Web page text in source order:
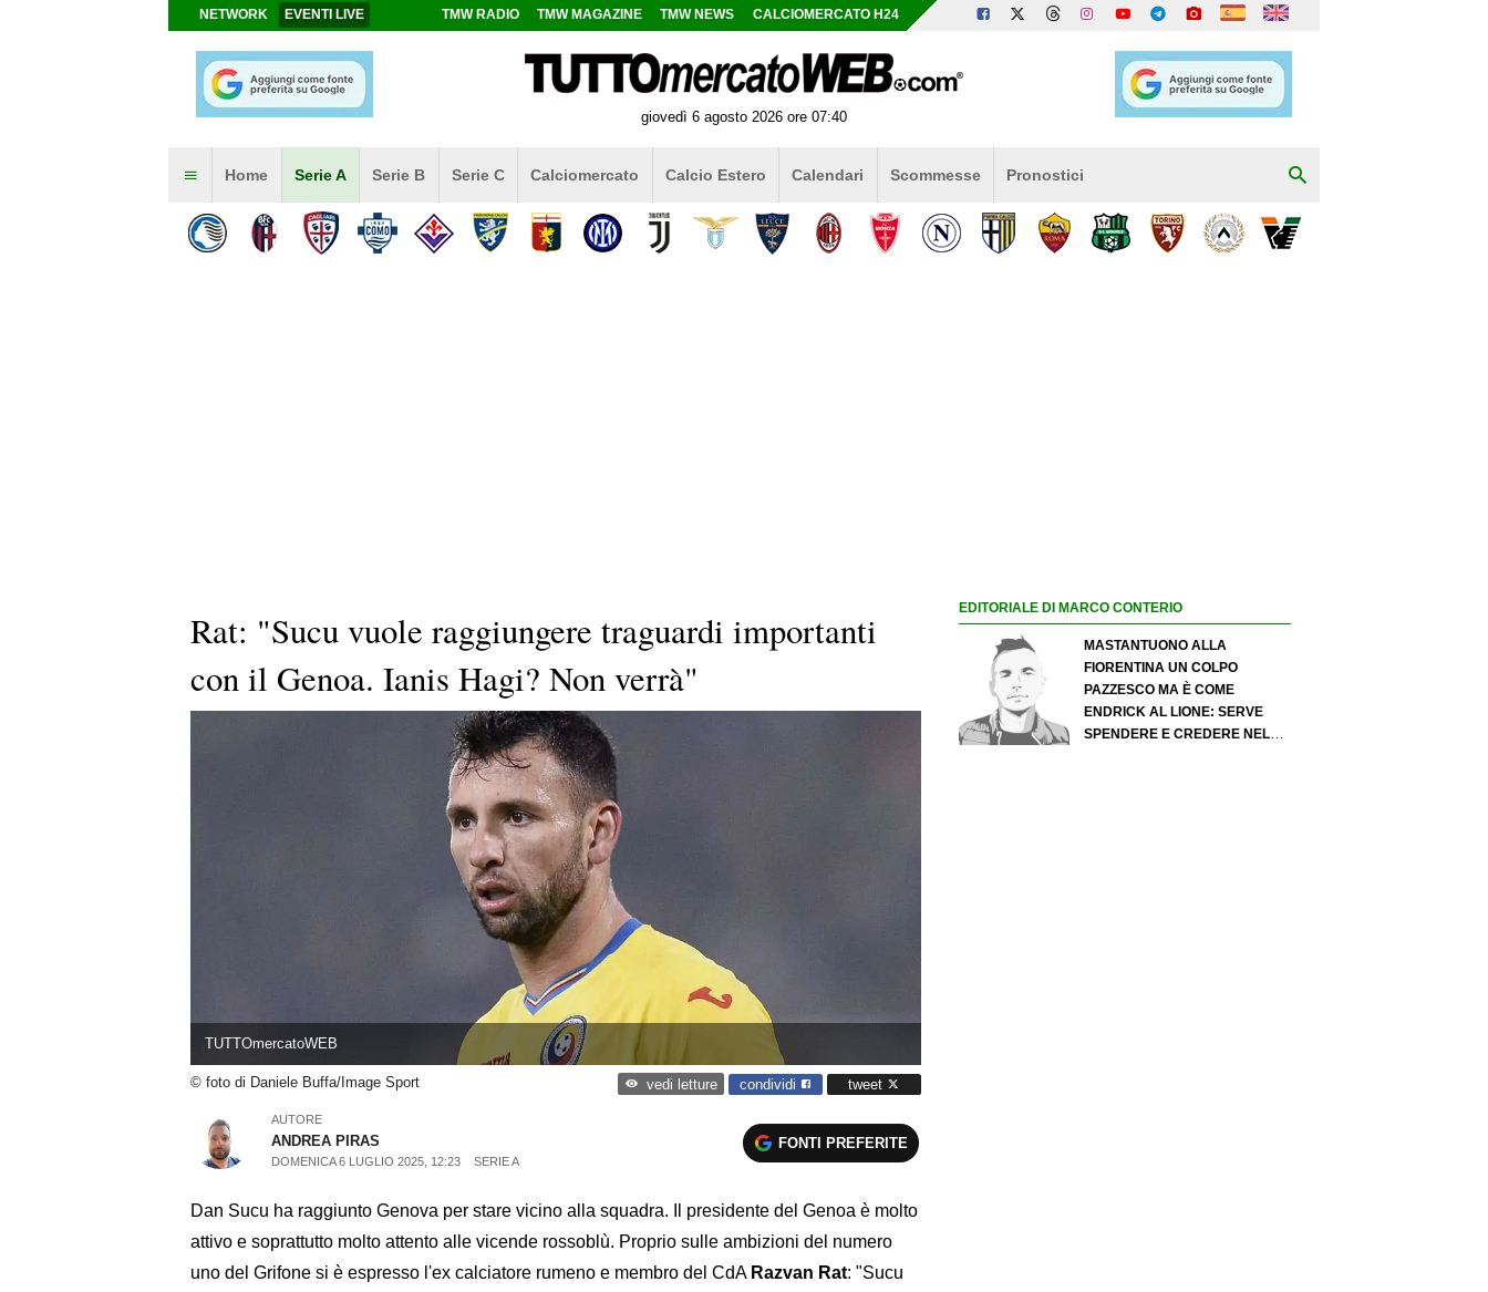
NETWORK EVENTI LIVE TMW RADIO TMW MAGAZINE TMW NEWS CALCIOMERCATO H24
giovedì 6 agosto 2026 ore 07:40
Home Serie A Serie B Serie C Calciomercato Calcio Estero Calendari Scommesse Pronostici
Rat: "Sucu vuole raggiungere traguardi importanti
con il Genoa. Ianis Hagi? Non verrà"
TUTTOmercatoWEB
© foto di Daniele Buffa/Image Sport vedi letture condividi tweet
AUTORE
ANDREA PIRAS
DOMENICA 6 LUGLIO 2025, 12:23 SERIE A
FONTI PREFERITE
Dan Sucu ha raggiunto Genova per stare vicino alla squadra. Il presidente del Genoa è molto
attivo e soprattutto molto attento alle vicende rossoblù. Proprio sulle ambizioni del numero
uno del Grifone si è espresso l'ex calciatore rumeno e membro del CdA Razvan Rat: "Sucu
EDITORIALE DI MARCO CONTERIO
MASTANTUONO ALLA
FIORENTINA UN COLPO
PAZZESCO MA È COME
ENDRICK AL LIONE: SERVE
SPENDERE E CREDERE NELLO